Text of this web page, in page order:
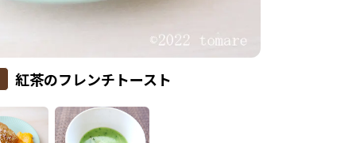
紅茶のフレンチトースト